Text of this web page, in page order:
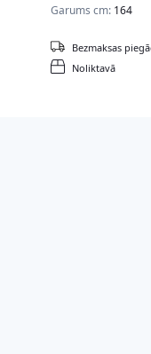
Garums cm: 164
Noliktavā
Bezmaksas